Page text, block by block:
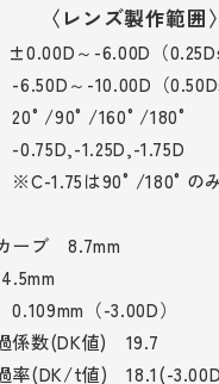
〈レンズ製作範囲〉
～-6.00D（
-10.00D（
90°/160°/180°
0.75D,-1.25D,-1.75D
は90°/180°の
ーブ 8.7mm
（-3.00D）
係数(DK値) 19.7
率(DK/t値) 18.1(-